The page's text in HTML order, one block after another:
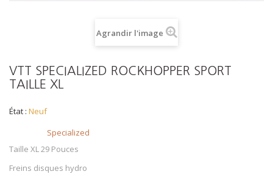
Agrandir l'image
VTT SPECIALIZED ROCKHOPPER SPORT
TAILLE XL
État : Neuf
Specialized
Taille XL 29 Pouces
Freins disques hydro